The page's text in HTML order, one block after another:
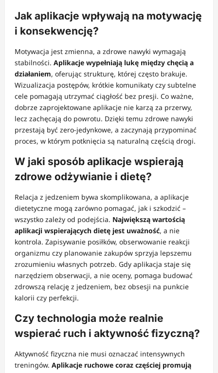
Jak aplikacje wpływają na motywację
i konsekwencję?
Motywacja jest zmienna, a zdrowe nawyki wymagają
stabilności. Aplikacje wypełniają lukę między chęcią a
działaniem, oferując strukturę, której często brakuje.
Wizualizacja postępów, krótkie komunikaty czy subtelne
cele pomagają utrzymać ciągłość bez presji. Co ważne,
dobrze zaprojektowane aplikacje nie karzą za przerwy,
lecz zachęcają do powrotu. Dzięki temu zdrowe nawyki
przestają być zero-jedynkowe, a zaczynają przypominać
proces, w którym potknięcia są naturalną częścią drogi.
W jaki sposób aplikacje wspierają
zdrowe odżywianie i dietę?
Relacja z jedzeniem bywa skomplikowana, a aplikacje
dietetyczne mogą zarówno pomagać, jak i szkodzić –
wszystko zależy od podejścia. Największą wartością
aplikacji wspierających dietę jest uważność, a nie
kontrola. Zapisywanie posiłków, obserwowanie reakcji
organizmu czy planowanie zakupów sprzyja lepszemu
zrozumieniu własnych potrzeb. Gdy aplikacja staje się
narzędziem obserwacji, a nie oceny, pomaga budować
zdrowszą relację z jedzeniem, bez obsesji na punkcie
kalorii czy perfekcji.
Czy technologia może realnie
wspierać ruch i aktywność fizyczną?
Aktywność fizyczna nie musi oznaczać intensywnych
treningów. Aplikacje ruchowe coraz częściej promują